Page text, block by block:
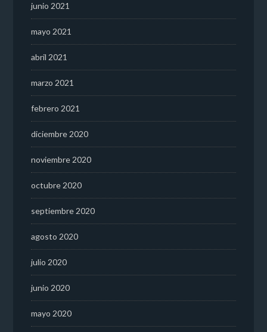
junio 2021
mayo 2021
abril 2021
marzo 2021
febrero 2021
diciembre 2020
noviembre 2020
octubre 2020
septiembre 2020
agosto 2020
julio 2020
junio 2020
mayo 2020